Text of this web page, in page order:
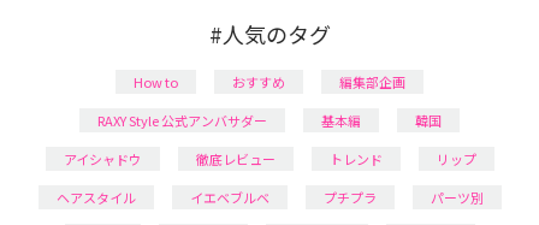
#人気のタグ
How to おすすめ
編集部企画
RAXY Style 公式アンバサダー
基本編
韓国
アイシャドウ
徹底レビュー トレンド
リップ
ヘアスタイル
イエベブルベ プチプラ
パーツ別